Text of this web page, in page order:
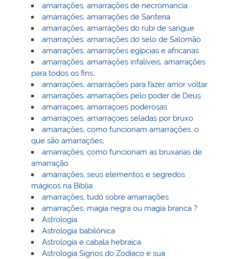
amarrações, amarrações de necromancia
amarrações, amarrações de Santeria
amarrações, amarrações do rubi de sangue
amarrações, amarrações do selo de Salomão
amarrações, amarrações egípcias e africanas
amarrações, amarrações infalíveis, amarrações
para todos os fins,
amarrações, amarrações para fazer amor voltar
amarrações, amarrações pelo poder de Deus
amarraçoes, amarraçoes poderosas
amarraçoes, amarraçoes seladas por bruxo
amarrações, como funcionam amarrações, o
que são amarrações,
amarrações, como funcionam as bruxarias de
amarração
amarrações, seus elementos e segredos
mágicos na Biblia
amarrações, tudo sobre amarrações
amarrações: magia negra ou magia branca ?
Astrologia
Astrologia babilónica
Astrologia e cabala hebraica
Astrologia Signos do Zodíaco e sua